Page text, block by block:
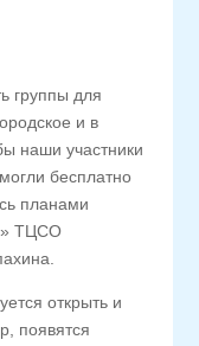
группы для
и в
наши участники
бесплатно
планами
ТЦСО
открыть и
появятся